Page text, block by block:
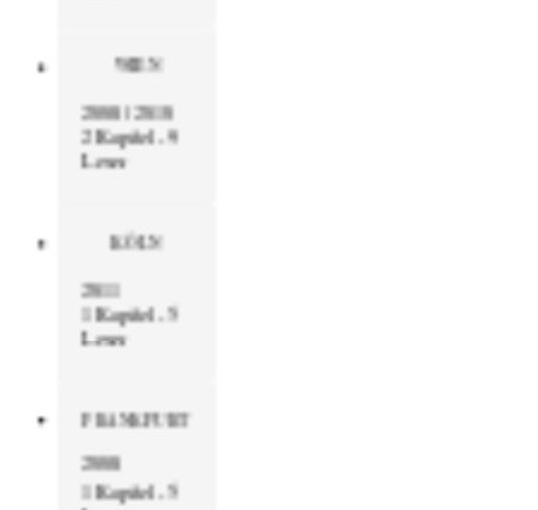
WIEN
2008 / 2010
2 Kapitel - 9
Leser
KÖLN
2011
1 Kapitel - 5
Leser
FRANKFURT
2008
1 Kapitel - 5